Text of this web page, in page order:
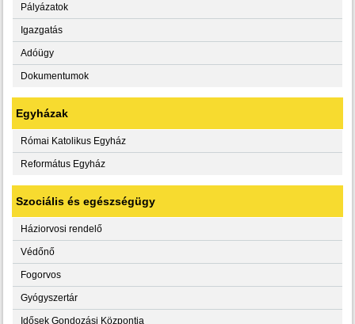
Pályázatok
Igazgatás
Adóügy
Dokumentumok
Egyházak
Római Katolikus Egyház
Református Egyház
Szociális és egészségügy
Háziorvosi rendelő
Védőnő
Fogorvos
Gyógyszertár
Idősek Gondozási Központja